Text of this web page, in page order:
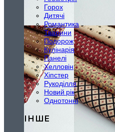
Горох
Дитячі
Романтика
Тварини
Подорож
Кулінарія
Панелі
Хелловін
Хіпстер
Рукоділля
Новий рік
Однотонні
ІНШЕ